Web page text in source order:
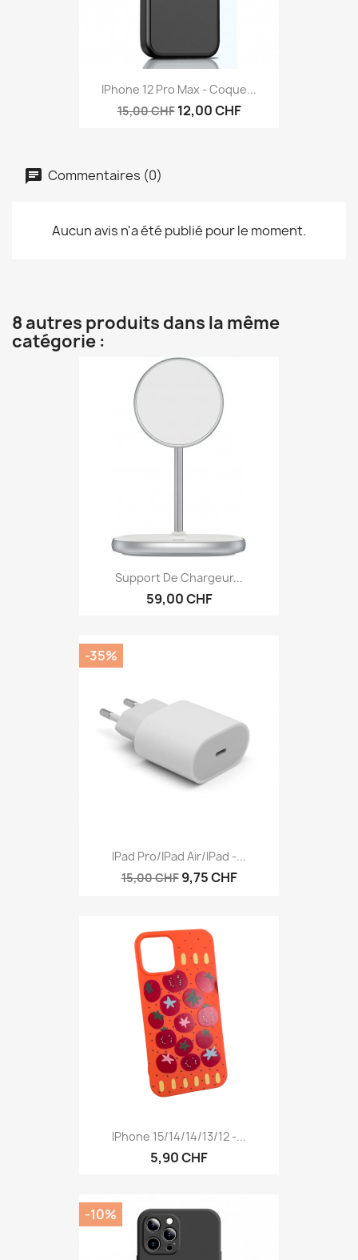
IPhone 12 Pro Max - Coque...
15,00 CHF 12,00 CHF
Commentaires (0)
Aucun avis n'a été publié pour le moment.
8 autres produits dans la même
catégorie :
Support De Chargeur...
59,00 CHF
IPad Pro/iPad Air/iPad -...
15,00 CHF 9,75 CHF
-35%
IPhone 15/14/14/13/12 -...
5,90 CHF
-10%